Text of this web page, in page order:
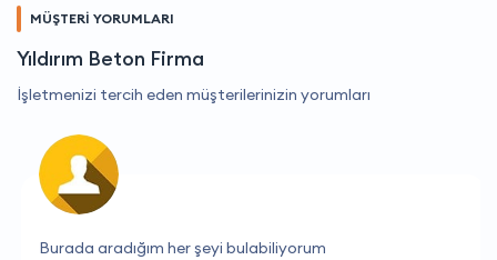
MÜŞTERİ YORUMLARI
Yıldırım Beton Firma
İşletmenizi tercih eden müşterilerinizin yorumları
Burada aradığım her şeyi bulabiliyorum